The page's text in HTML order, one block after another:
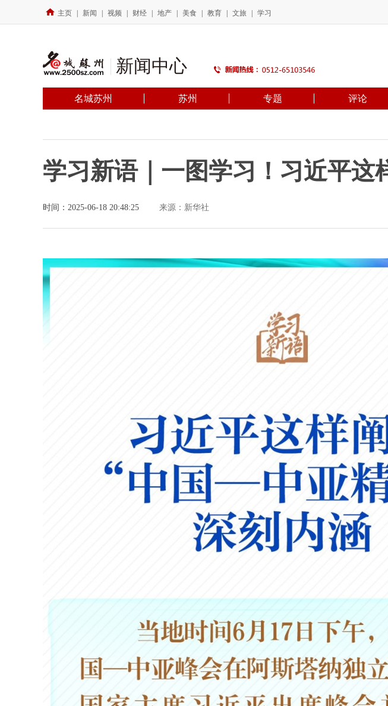
主页 新闻 视频 财经 地产 美食 教育 文旅 学习
新闻中心
名城苏州 苏州 专题 评论
学习新语｜一图学习！习近平
时间：2025-06-18 20:48:25 来源：新华社